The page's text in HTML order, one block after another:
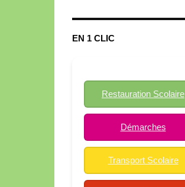
EN 1 CLIC
Restauration Scolaire
Démarches
Transport Scolaire